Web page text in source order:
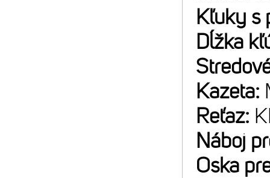
Kľuky s
Dĺžka
Kazeta:
Reťaz:
Náboj
Oska